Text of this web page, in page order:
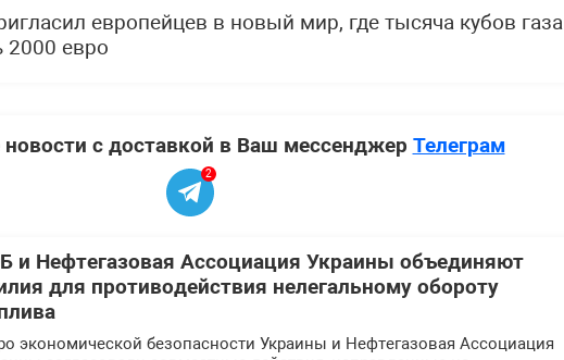
европейцев в новый мир, где тысяча кубов газа
2000 евро
новости с доставкой в Ваш мессенджер Телеграм
2
и Нефтегазовая Ассоциация Украины объединяют
для противодействия нелегальному обороту
экономической безопасности Украины и Нефтегазовая Ассоциация